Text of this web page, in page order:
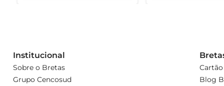
Institucional
Sobre o Bretas
Grupo Cencosud
Blog